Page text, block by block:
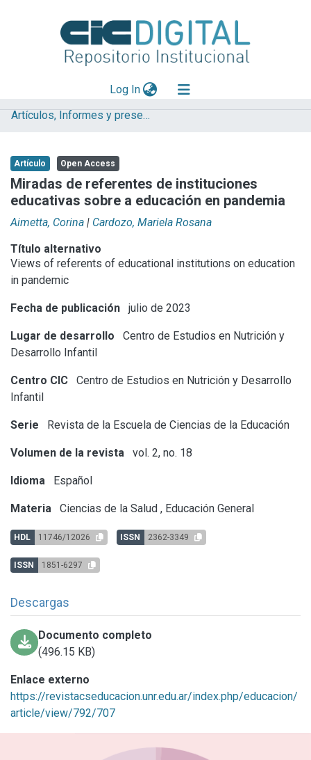
Log In(current)
Explorar
Aportar material
Statistics
Artículos, Informes y presentaciones en Congresos (CEREN)
Artículo Open Access
Miradas de referentes de instituciones
educativas sobre a educación en pandemia
Aimetta, Corina | Cardozo, Mariela Rosana
Título alternativo
Views of referents of educational institutions on education
in pandemic
Fecha de publicación julio de 2023
Lugar de desarrollo
Centro de Estudios en Nutrición y
Desarrollo Infantil
Centro CIC
Centro de Estudios en Nutrición y Desarrollo
Infantil
Serie Revista de la Escuela de Ciencias de la Educación
Volumen de la revista vol. 2, no. 18
Idioma Español
Materia Ciencias de la Salud , Educación General
HDL 11746/12026 ISSN 2362-3349
ISSN 1851-6297
Descargas
Documento completo
(496.15 KB)
Enlace externo
https://revistacseducacion.unr.edu.ar/index.php/educacion/
article/view/792/707